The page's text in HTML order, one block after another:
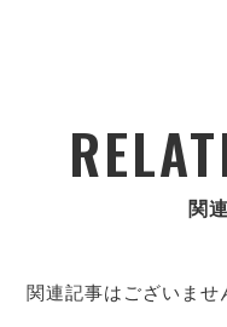
関
関連記事はございませ